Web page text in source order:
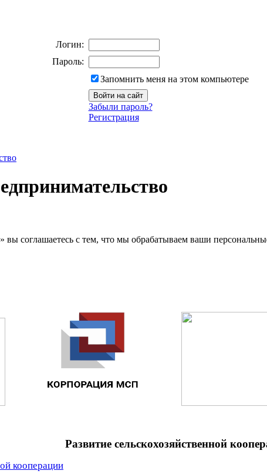
Логин:
Пароль:
Запомнить меня на этом компьютере
Забыли пароль?
Регистрация
вы соглашаетесь с тем, что мы обрабатываем ваши
Развитие сельскохозяйственной
кооперации